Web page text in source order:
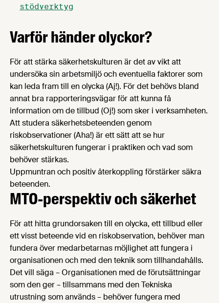
stödverktyg
Varför händer olyckor?
För att stärka säkerhetskulturen är det av vikt att
undersöka sin arbetsmiljö och eventuella faktorer som
kan leda fram till en olycka (Aj!). För det behövs bland
annat bra rapporteringsvägar för att kunna få
information om de tillbud (Oj!) som sker i verksamheten.
Att studera säkerhetsbeteenden genom
riskobservationer (Aha!) är ett sätt att se hur
säkerhetskulturen fungerar i praktiken och vad som
behöver stärkas.
Uppmuntran och positiv återkoppling förstärker säkra
beteenden.
MTO-perspektiv och säkerhet
För att hitta grundorsaken till en olycka, ett tillbud eller
ett visst beteende vid en riskobservation, behöver man
fundera över medarbetarnas möjlighet att fungera i
organisationen och med den teknik som tillhandahålls.
Det vill säga – Organisationen med de förutsättningar
som den ger – tillsammans med den Tekniska
utrustning som används – behöver fungera med